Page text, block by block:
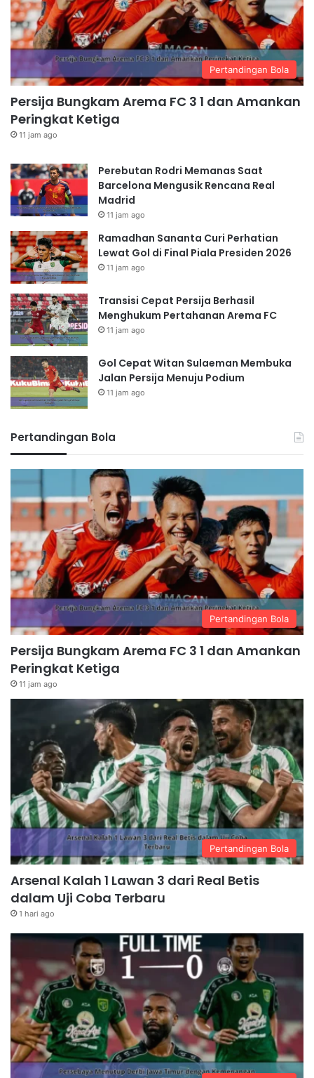
Pertandingan Bola
Persija Bungkam Arema FC 3 1 dan Amankan
Peringkat Ketiga
11 jam ago
Perebutan Rodri Memanas Saat
Barcelona Mengusik Rencana Real
Madrid
11 jam ago
Ramadhan Sananta Curi Perhatian
Lewat Gol di Final Piala Presiden 2026
11 jam ago
Transisi Cepat Persija Berhasil
Menghukum Pertahanan Arema FC
11 jam ago
Gol Cepat Witan Sulaeman Membuka
Jalan Persija Menuju Podium
11 jam ago
Pertandingan Bola
Pertandingan Bola
Persija Bungkam Arema FC 3 1 dan Amankan
Peringkat Ketiga
11 jam ago
Pertandingan Bola
Arsenal Kalah 1 Lawan 3 dari Real Betis
dalam Uji Coba Terbaru
1 hari ago